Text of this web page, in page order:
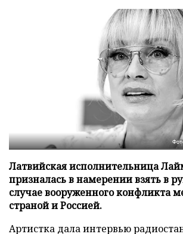
Латвийская исполнительница
призналась в намерении взять в
случае вооруженного конфликта
страной и Россией.
Артистка дала интервью